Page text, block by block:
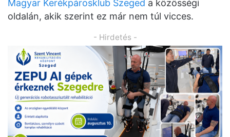
Magyar Kerékpárosklub Szeged a közösségi
oldalán, akik szerint ez már nem túl vicces.
- Hirdetés -